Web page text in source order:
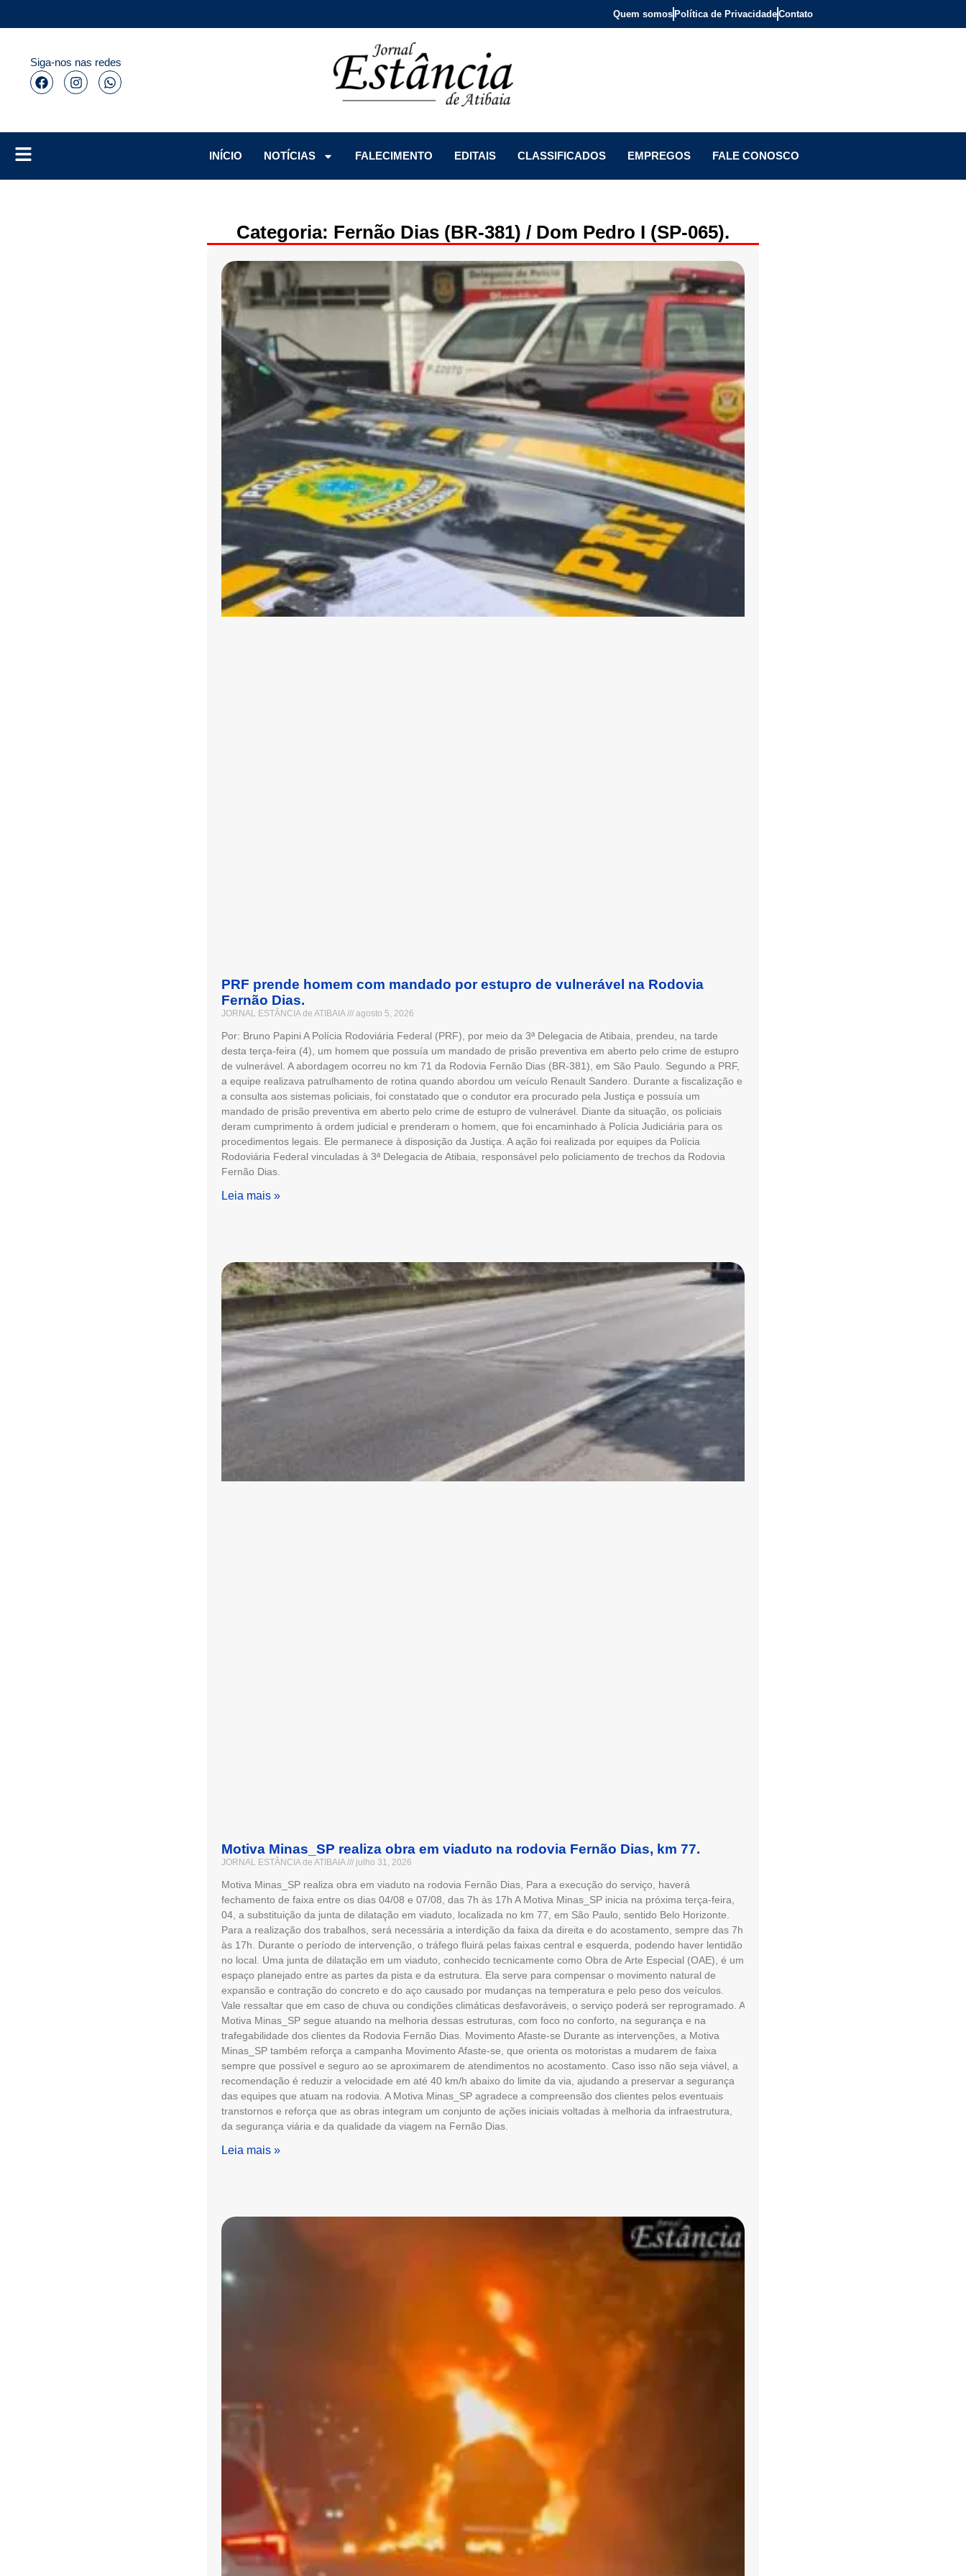
Quem somos Política de PrivacidadeContato
Siga-nos nas redes
INÍCIO
NOTÍCIAS FALECIMENTO EDITAIS CLASSIFICADOS EMPREGOS FALE CONOSCO
Categoria: Fernão Dias (BR-381) / Dom Pedro I (SP-065).
PRF prende homem com mandado por estupro de vulnerável na Rodovia
Fernão Dias.
JORNAL ESTÂNCIA de ATIBAIA agosto 5, 2026
Por: Bruno Papini A Polícia Rodoviária Federal (PRF), por meio da 3ª Delegacia de Atibaia, prendeu, na tarde
desta terça-feira (4), um homem que possuía um mandado de prisão preventiva em aberto pelo crime de estupro
de vulnerável. A abordagem ocorreu no km 71 da Rodovia Fernão Dias (BR-381), em São Paulo. Segundo a PRF,
a equipe realizava patrulhamento de rotina quando abordou um veículo Renault Sandero. Durante a fiscalização e
a consulta aos sistemas policiais, foi constatado que o condutor era procurado pela Justiça e possuía um
mandado de prisão preventiva em aberto pelo crime de estupro de vulnerável. Diante da situação, os policiais
deram cumprimento à ordem judicial e prenderam o homem, que foi encaminhado à Polícia Judiciária para os
procedimentos legais. Ele permanece à disposição da Justiça. A ação foi realizada por equipes da Polícia
Rodoviária Federal vinculadas à 3ª Delegacia de Atibaia, responsável pelo policiamento de trechos da Rodovia
Fernão Dias.
Leia mais »
Motiva Minas_SP realiza obra em viaduto na rodovia Fernão Dias, km 77.
JORNAL ESTÂNCIA de ATIBAIA julho 31, 2026
Motiva Minas_SP realiza obra em viaduto na rodovia Fernão Dias, Para a execução do serviço, haverá
fechamento de faixa entre os dias 04/08 e 07/08, das 7h às 17h A Motiva Minas_SP inicia na próxima terça-feira,
04, a substituição da junta de dilatação em viaduto, localizada no km 77, em São Paulo, sentido Belo Horizonte.
Para a realização dos trabalhos, será necessária a interdição da faixa da direita e do acostamento, sempre das 7h
às 17h. Durante o período de intervenção, o tráfego fluirá pelas faixas central e esquerda, podendo haver lentidão
no local. Uma junta de dilatação em um viaduto, conhecido tecnicamente como Obra de Arte Especial (OAE), é um
espaço planejado entre as partes da pista e da estrutura. Ela serve para compensar o movimento natural de
expansão e contração do concreto e do aço causado por mudanças na temperatura e pelo peso dos veículos.
Vale ressaltar que em caso de chuva ou condições climáticas desfavoráveis, o serviço poderá ser reprogramado. A
Motiva Minas_SP segue atuando na melhoria dessas estruturas, com foco no conforto, na segurança e na
trafegabilidade dos clientes da Rodovia Fernão Dias. Movimento Afaste-se Durante as intervenções, a Motiva
Minas_SP também reforça a campanha Movimento Afaste-se, que orienta os motoristas a mudarem de faixa
sempre que possível e seguro ao se aproximarem de atendimentos no acostamento. Caso isso não seja viável, a
recomendação é reduzir a velocidade em até 40 km/h abaixo do limite da via, ajudando a preservar a segurança
das equipes que atuam na rodovia. A Motiva Minas_SP agradece a compreensão dos clientes pelos eventuais
transtornos e reforça que as obras integram um conjunto de ações iniciais voltadas à melhoria da infraestrutura,
da segurança viária e da qualidade da viagem na Fernão Dias.
Leia mais »